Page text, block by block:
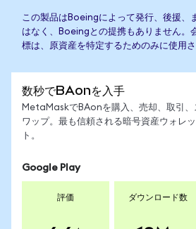
この製品はBoeingによって発行、後援、
はなく、Boeingとの提携もありません。
標は、原資産を特定するためのみに使用さ
数秒でBAonを入手
MetaMaskでBAonを購入、売却、取引、
ワップ。最も信頼される暗号資産ウォレッ
ト。
Google Play
評価 ダウンロード数